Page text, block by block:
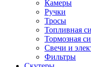
Камеры
Ручки
Тросы
Топливная
Тормозная
Свечи и
Фильтры